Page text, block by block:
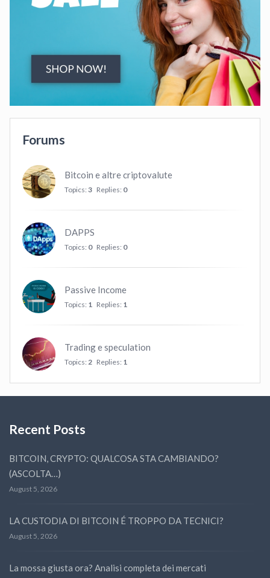
Forums
Bitcoin e altre criptovalute
Topics: 3 Replies: 0
DAPPS
Topics: 0 Replies: 0
Passive Income
Topics: 1 Replies: 1
Trading e speculation
Topics: 2 Replies: 1
Recent Posts
BITCOIN, CRYPTO: QUALCOSA STA CAMBIANDO?
(ASCOLTA…)
August 5, 2026
LA CUSTODIA DI BITCOIN É TROPPO DA TECNICI?
August 5, 2026
La mossa giusta ora? Analisi completa dei mercati